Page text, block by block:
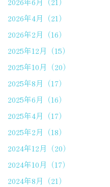
2026年4月（21）
2026年2月（16）
2025年12月（15）
2025年10月（20）
2025年8月（17）
2025年6月（16）
2025年4月（17）
2025年2月（18）
2024年12月（20）
2024年10月（17）
2024年8月（21）